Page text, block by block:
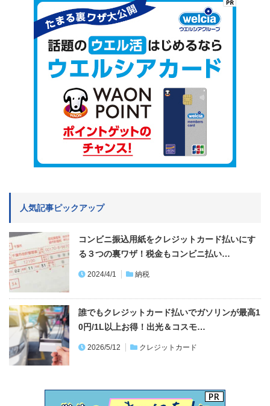
人気記事ピックアップ
コンビニ振込用紙をクレジットカード払いにす
る３つの裏ワザ！税金もコンビニ払い…
2024/4/1 納税
誰でもクレジットカード払いでガソリンが最高1
0円/1L以上お得！出光＆コスモ…
2026/5/12 クレジットカード